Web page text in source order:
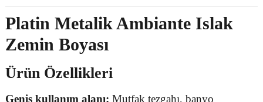
Platin Metalik Ambiante Islak
Zemin Boyası
Ürün Özellikleri
Geniş kullanım alanı: Mutfak tezgahı, banyo